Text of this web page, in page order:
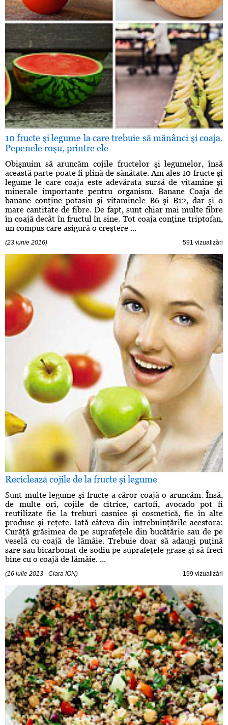
10 fructe şi legume la care trebuie să mănânci şi coaja.
Pepenele roşu, printre ele
Obişnuim să aruncăm cojile fructelor şi legumelor, însă
această parte poate fi plină de sănătate. Am ales 10 fructe şi
legume le care coaja este adevărata sursă de vitamine şi
minerale importante pentru organism. Banane Coaja de
banane conţine potasiu şi vitaminele B6 şi B12, dar şi o
mare cantitate de fibre. De fapt, sunt chiar mai multe fibre
în coajă decât în fructul în sine. Tot coaja conţine triptofan,
un compus care asigură o creştere ...
(23 iunie 2016) 591 vizualizări
Reciclează cojile de la fructe şi legume
Sunt multe legume şi fructe a căror coajă o aruncăm. Însă,
de multe ori, cojile de citrice, cartofi, avocado pot fi
reutilizate fie la treburi casnice şi cosmetică, fie în alte
produse şi reţete. Iată câteva din intrebuinţările acestora:
Curăţă grăsimea de pe suprafeţele din bucătărie sau de pe
veselă cu coajă de lămâie. Trebuie doar să adaugi puţină
sare sau bicarbonat de sodiu pe suprafeţele grase şi să freci
bine cu o coajă de lămâie. ...
(16 iulie 2013 - Clara ION) 199 vizualizări